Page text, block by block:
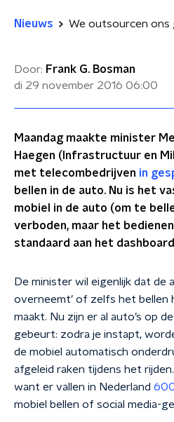
Nieuws We outsourcen ons
Door: Frank G. Bosman
di 29 november 2016 06:00
Maandag maakte minister
Haegen (Infrastructuur en
met telecombedrijven in
bellen in de auto. Nu is het
mobiel in de auto (om te
verboden, maar het
standaard aan het
De minister wil eigenlijk dat de
overneemt’ of zelfs het bellen
maakt. Nu zijn er al auto’s op
gebeurt: zodra je instapt,
de mobiel automatisch
afgeleid raken tijdens het
want er vallen in Nederland
mobiel bellen of social media-